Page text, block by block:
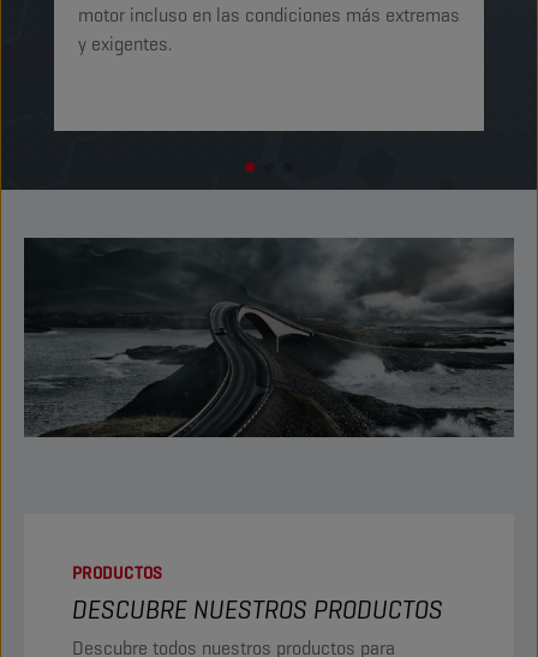
motor incluso en las condiciones más extremas
y exigentes.
PRODUCTOS
DESCUBRE NUESTROS PRODUCTOS
Descubre todos nuestros productos para